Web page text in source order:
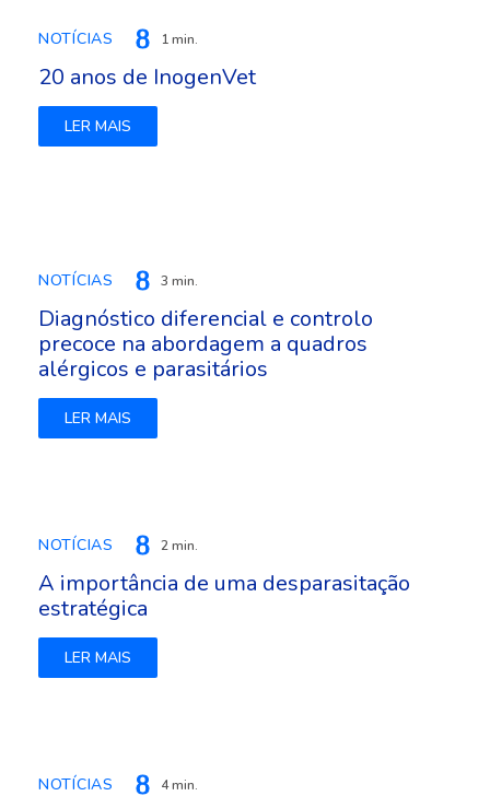
NOTÍCIAS 1 min.
20 anos de InogenVet
LER MAIS
NOTÍCIAS 3 min.
Diagnóstico diferencial e controlo
precoce na abordagem a quadros
alérgicos e parasitários
LER MAIS
NOTÍCIAS 2 min.
A importância de uma desparasitação
estratégica
LER MAIS
NOTÍCIAS 4 min.